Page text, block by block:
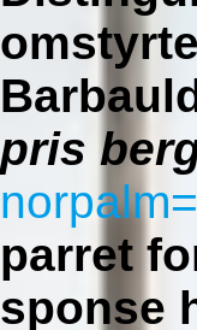
pris
parret
sponse